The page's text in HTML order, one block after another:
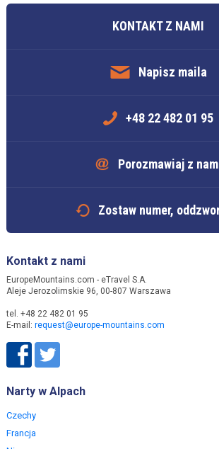
KONTAKT Z NAMI
Napisz maila
+48 22 482 01 95
Porozmawiaj z
Zostaw numer,
Kontakt z nami
EuropeMountains.com - eTravel S.A.
Aleje Jerozolimskie 96, 00-807 Warszawa
tel. +48 22 482 01 95
E-mail: request@europe-mountains.com
Narty w Alpach
Czechy
Francja